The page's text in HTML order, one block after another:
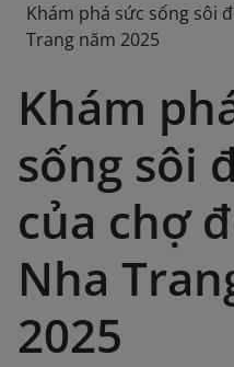
Khám phá sức sống sôi
Trang năm 2025
Khám
sống sôi
của chợ
Nha
2025